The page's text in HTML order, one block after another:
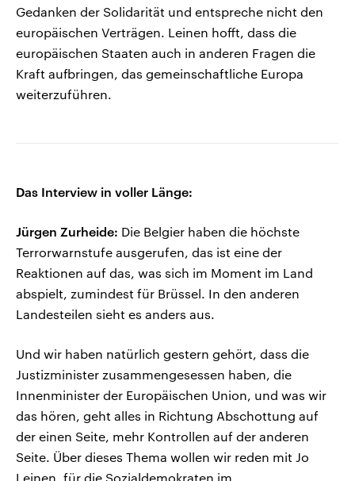
Gedanken der Solidarität und entspreche nicht den
europäischen Verträgen. Leinen hofft, dass die
europäischen Staaten auch in anderen Fragen die
Kraft aufbringen, das gemeinschaftliche Europa
weiterzuführen.
Das Interview in voller Länge:
Jürgen Zurheide: Die Belgier haben die höchste
Terrorwarnstufe ausgerufen, das ist eine der
Reaktionen auf das, was sich im Moment im Land
abspielt, zumindest für Brüssel. In den anderen
Landesteilen sieht es anders aus.
Und wir haben natürlich gestern gehört, dass die
Justizminister zusammengesessen haben, die
Innenminister der Europäischen Union, und was wir
das hören, geht alles in Richtung Abschottung auf
der einen Seite, mehr Kontrollen auf der anderen
Seite. Über dieses Thema wollen wir reden mit Jo
Leinen, für die Sozialdemokraten im